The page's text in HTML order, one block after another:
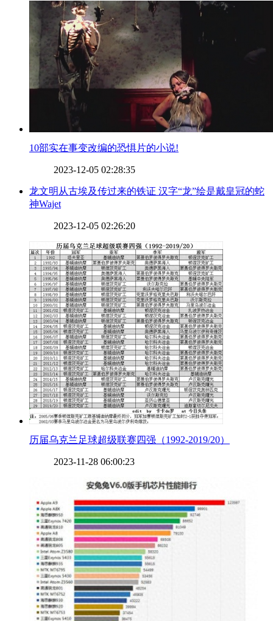
​10部实在事变改编的恐惧片的小说!
2023-12-05 02:28:35
​龙文明从古埃及传过来的铁证 汉字“龙”绘是戴皇冠的蛇
神Wajet
2023-12-05 02:26:20
​历届乌克兰足球超级联赛四强（1992-2019/20）
2023-11-28 06:00:23